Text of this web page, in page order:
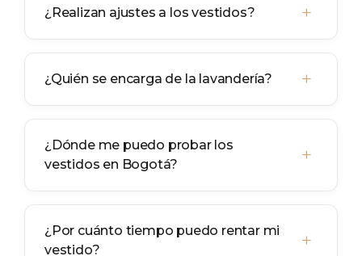
¿Realizan ajustes a los vestidos? +
¿Quién se encarga de la lavandería? +
¿Dónde me puedo probar los
vestidos en Bogotá?
+
¿Por cuánto tiempo puedo rentar mi
vestido?
+